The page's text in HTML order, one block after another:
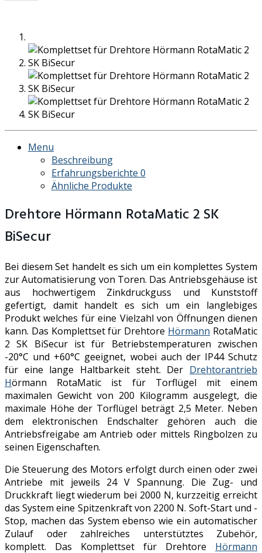
Menu
Beschreibung
Erfahrungsberichte 0
Ähnliche Produkte
Drehtore Hörmann RotaMatic 2 SK
BiSecur
Bei diesem Set handelt es sich um ein komplettes System
zur Automatisierung von Toren. Das Antriebsgehäuse ist
aus hochwertigem Zinkdruckguss und Kunststoff
gefertigt, damit handelt es sich um ein langlebiges
Produkt welches für eine Vielzahl von Öffnungen dienen
kann. Das Komplettset für Drehtore Hörmann RotaMatic
2 SK BiSecur ist für Betriebstemperaturen zwischen
-20°C und +60°C geeignet, wobei auch der IP44 Schutz
für eine lange Haltbarkeit steht. Der Drehtorantrieb
Hörmann RotaMatic ist für Torflügel mit einem
maximalen Gewicht von 200 Kilogramm ausgelegt, die
maximale Höhe der Torflügel beträgt 2,5 Meter. Neben
dem elektronischen Endschalter gehören auch die
Antriebsfreigabe am Antrieb oder mittels Ringbolzen zu
seinen Eigenschaften.
Die Steuerung des Motors erfolgt durch einen oder zwei
Antriebe mit jeweils 24 V Spannung. Die Zug- und
Druckkraft liegt wiederum bei 2000 N, kurzzeitig erreicht
das System eine Spitzenkraft von 2200 N. Soft-Start und -
Stop, machen das System ebenso wie ein automatischer
Zulauf oder zahlreiches unterstütztes Zubehör,
komplett. Das Komplettset für Drehtore Hörmann